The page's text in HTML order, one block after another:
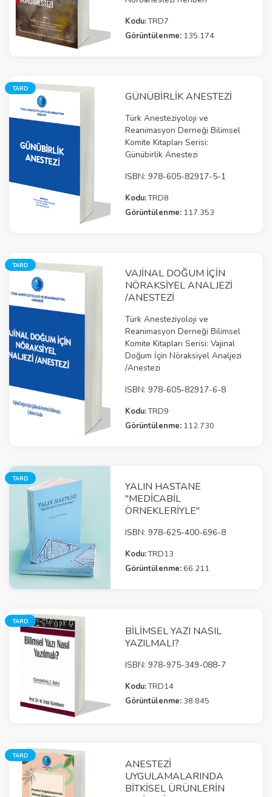
Kodu:TRD7
Görüntülenme: 135.174
TARD
GÜNÜBİRLİK ANESTEZİ
Türk Anesteziyoloji ve
Reanimasyon Derneği Bilimsel
Komite Kitapları Serisi:
Günübirlik Anestezi
ISBN: 978-605-82917-5-1
Kodu:TRD8
Görüntülenme: 117.353
TARD
VAJİNAL DOĞUM İÇİN
NÖRAKSİYEL ANALJEZİ
/ANESTEZİ
Türk Anesteziyoloji ve
Reanimasyon Derneği Bilimsel
Komite Kitapları Serisi: Vajinal
Doğum İçin Nöraksiyel Analjezi
/Anestezi
ISBN: 978-605-82917-6-8
Kodu:TRD9
Görüntülenme: 112.730
TARD
YALIN HASTANE
"MEDICABIL
ÖRNEKLERIYLE"
ISBN: 978-625-400-696-8
Kodu:TRD13
Görüntülenme: 66.211
TARD
BILIMSEL YAZI NASIL
YAZILMALI?
ISBN: 978-975-349-088-7
Kodu:TRD14
Görüntülenme: 38.845
TARD
ANESTEZI
UYGULAMALARINDA
BITKISEL ÜRÜNLERIN